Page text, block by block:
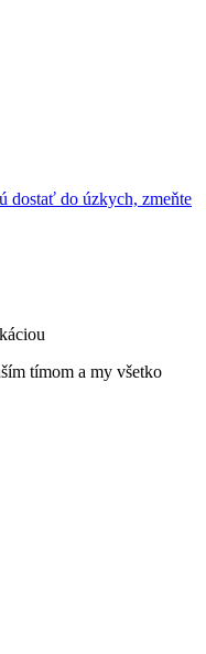
dostať do úzkych, zmeňte
tímom a my všetko